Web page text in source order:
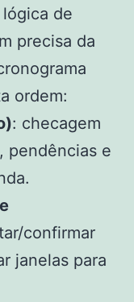
lógica de
precisa da
ordem:
: checagem
pendências e
confirmar
janelas para